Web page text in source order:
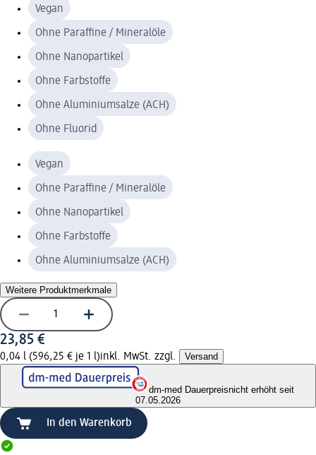
Vegan
Ohne Paraffine / Mineralöle
Ohne Nanopartikel
Ohne Farbstoffe
Ohne Aluminiumsalze (ACH)
Ohne Fluorid
Vegan
Ohne Paraffine / Mineralöle
Ohne Nanopartikel
Ohne Farbstoffe
Ohne Aluminiumsalze (ACH)
Weitere Produktmerkmale
23,85 €
0,04 l (596,25 € je 1 l)inkl. MwSt. zzgl. Versand
dm-med Dauerpreisnicht erhöht seit
07.05.2026
In den Warenkorb